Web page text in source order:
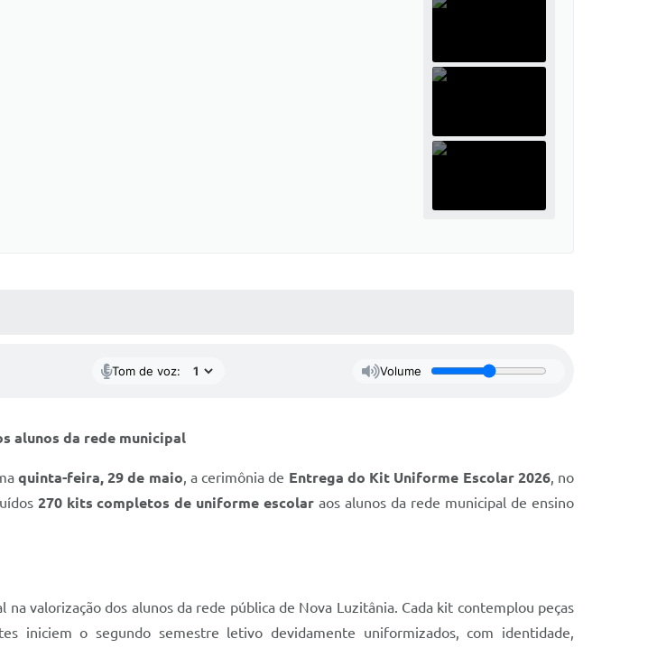
Tom de voz: Volume
alunos da rede municipal
quinta-feira, 29 de maio, a cerimônia de Entrega do Kit Uniforme Escolar 2026, no
270 kits completos de uniforme escolar aos alunos da rede municipal de ensino
valorização dos alunos da rede pública de Nova Luzitânia. Cada kit contemplou peças
iniciem o segundo semestre letivo devidamente uniformizados, com identidade,